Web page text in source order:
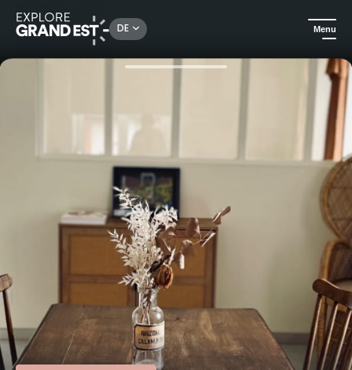
DE Menu
Sehenswertes in der Region Grand Est Le Tilleul de la Vallée Noble 1 - Ferienhaus an der Weinstraße